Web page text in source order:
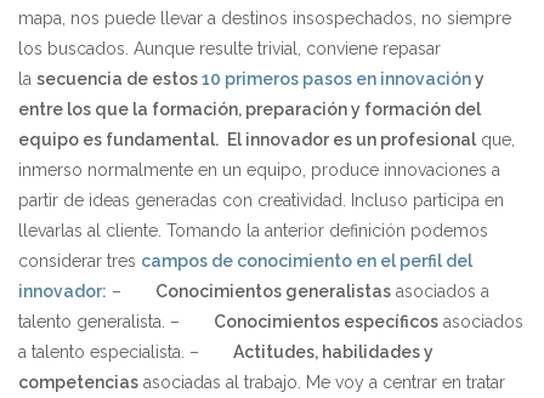
mapa, nos puede llevar a destinos insospechados, no siempre
los buscados. Aunque resulte trivial, conviene repasar
la secuencia de estos10 primeros pasos en innovacióny
entre los que la formación, preparación y formación del
equipo es fundamental. El innovador es un profesional que,
inmerso normalmente en un equipo, produce innovaciones a
partir de ideas generadas con creatividad. Incluso participa en
llevarlas al cliente. Tomando la anterior definición podemos
considerar tres campos de conocimiento en el perfil del
innovador: – Conocimientos generalistas asociados a
talento generalista. – Conocimientos específicos asociados
a talento especialista. – Actitudes, habilidades y
competencias asociadas al trabajo. Me voy a centrar en tratar